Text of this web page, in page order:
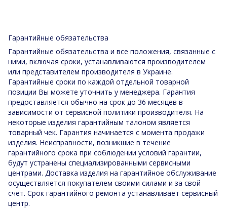
Гарантийные обязательства
Гарантийные обязательства и все положения, связанные с
ними, включая сроки, устанавливаются производителем
или представителем производителя в Украине.
Гарантийные сроки по каждой отдельной товарной
позиции Вы можете уточнить у менеджера. Гарантия
предоставляется обычно на срок до 36 месяцев в
зависимости от сервисной политики производителя. На
некоторые изделия гарантийным талоном является
товарный чек. Гарантия начинается с момента продажи
изделия. Неисправности, возникшие в течение
гарантийного срока при соблюдении условий гарантии,
будут устранены специализированными сервисными
центрами. Доставка изделия на гарантийное обслуживание
осуществляется покупателем своими силами и за свой
счет. Срок гарантийного ремонта устанавливает сервисный
центр.